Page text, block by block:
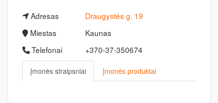
Adresas
Draugystės g. 19
Miestas
Kaunas
Telefonai
+370-37-350674
Įmonės straipsniai Įmonės produktai